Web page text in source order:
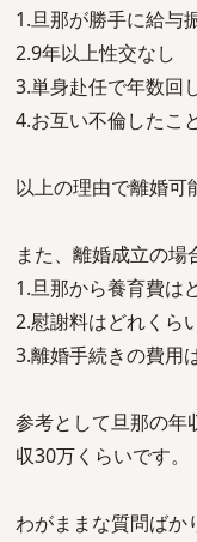
1.旦那が勝手に給与
2.9年以上性交なし
3.単身赴任で年数回
4.お互い不倫したこ
以上の理由で離婚可
また、離婚成立の場
1.旦那から養育費は
2.慰謝料はどれくら
3.離婚手続きの費用
参考として旦那の年
収30万くらいです。
わがままな質問ばか